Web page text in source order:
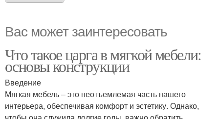
Вас может заинтересовать
Что такое царга в мягкой мебели:
основы конструкции
Введение
Мягкая мебель – это неотъемлемая часть нашего
интерьера, обеспечивая комфорт и эстетику. Однако,